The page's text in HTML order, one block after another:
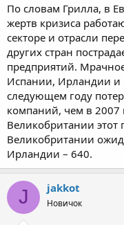
По словам Грилла, в
жертв кризиса
секторе и отрасли
других стран
предприятий.
Испании, Ирландии и
следующем году
компаний, чем в 2007
Великобритании этот
Великобритании
Ирландии – 640.
J jakkot
Новичок